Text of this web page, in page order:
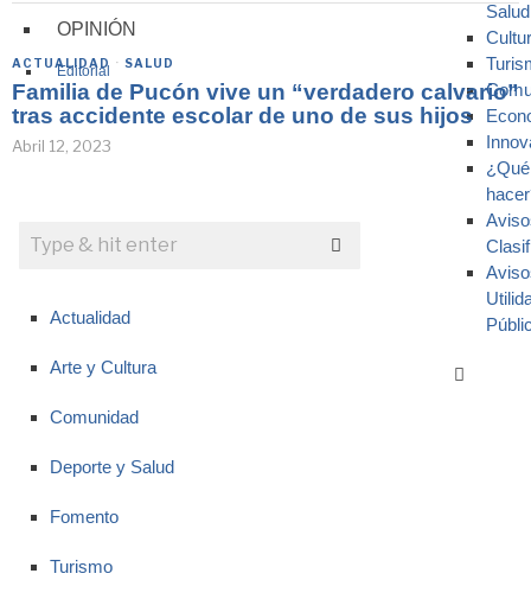
OPINIÓN
Editorial
Salud
¿Qué
ACTUALIDAD · SALUD
Familia de Pucón vive un “verdadero calvario”
tras accidente escolar de uno de sus hijos
Abril 12, 2023
Actualidad
Arte y Cultura
Comunidad
Deporte y Salud
Fomento
Turismo